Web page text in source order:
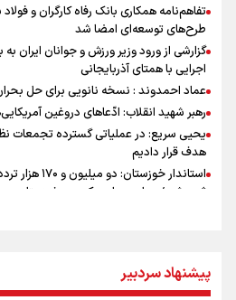
تفاهم‌نامه همکاری بانک رفاه کارگران و
طرح‌های توسعه‌ای امضا شد
گزارشی از ورود وزیر ورزش و جوانان ایران
اجرایی با همتای آذربایجانی
عماد احمدوند : نسخه نانویی برای حل
رهبر شهید انقلاب: ادّعاهای دروغین
یحیی سریع: در عملیاتی گسترده تجمعات
هدف قرار دادیم
استاندار
امیررضا غلامی، ملی پوش تکواندو : تمرکزم
بازی های آسیایی
پیشنهاد سردبیر